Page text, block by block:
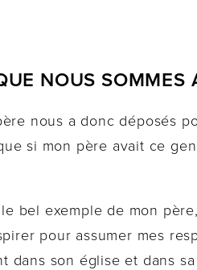
NOUS SOMMES
nous a donc déposés
si mon père avait ce
bel exemple de mon
pour assumer mes
dans son église et dans